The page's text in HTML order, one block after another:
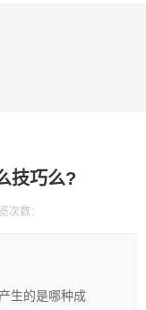
技巧么?
次数：
生的是哪种成